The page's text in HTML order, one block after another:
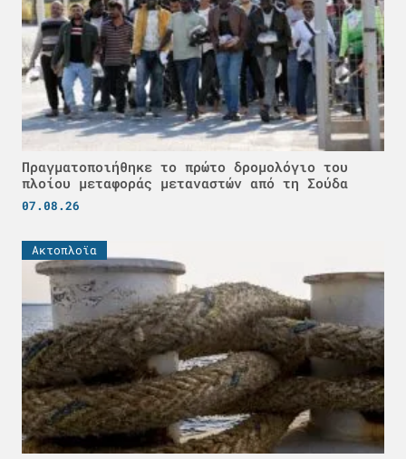
Πραγματοποιήθηκε το πρώτο δρομολόγιο του
πλοίου μεταφοράς μεταναστών από τη Σούδα
07.08.26
Ακτοπλοϊα